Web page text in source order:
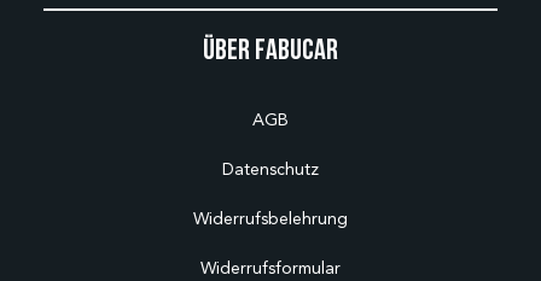
Über Fabucar
AGB
Datenschutz
Widerrufsbelehrung
Widerrufsformular